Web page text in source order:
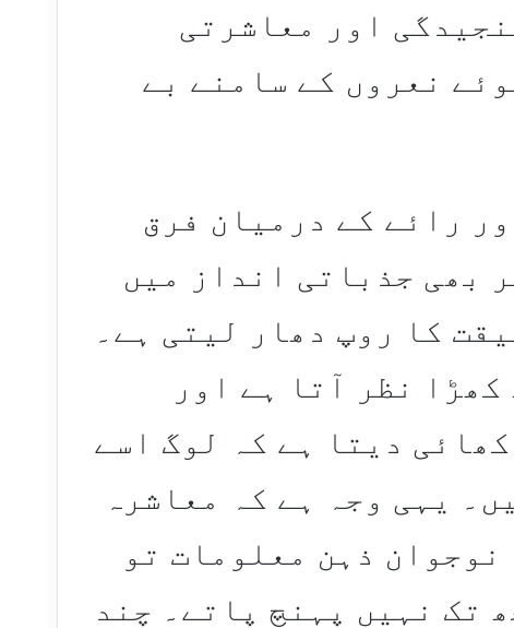
اور معاشرتی
نعروں کے سامنے بے
رائے کے درمیان فرق
بھی جذباتی انداز میں
کا روپ دھار لیتی ہے۔
نظر آتا ہے اور
دیتا ہے کہ لوگ اسے
یہی وجہ ہے کہ معاشرہ
ذہن معلومات تو
تک نہیں پہنچ پاتے۔ چند